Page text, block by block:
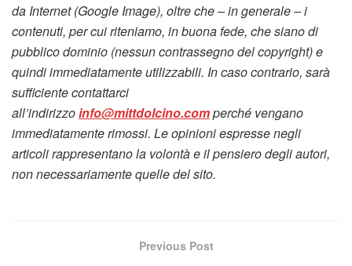
da Internet (Google Image), oltre che – in generale – i
contenuti, per cui riteniamo, in buona fede, che siano di
pubblico dominio (nessun contrassegno del copyright) e
quindi immediatamente utilizzabili. In caso contrario, sarà
sufficiente contattarci
all’indirizzoinfo@mittdolcino.comperché vengano
immediatamente rimossi. Le opinioni espresse negli
articoli rappresentano la volontà e il pensiero degli autori,
non necessariamente quelle del sito.
Previous Post